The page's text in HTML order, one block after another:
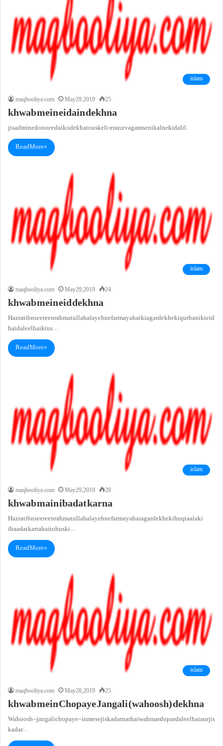
islam
maqbooliya.com
May 29, 2019 25
khwab mein eidain dekhna
jis admi ne dono eedai ko dekha to uske li-e ranz va gam se nikalne ki dalil.
Read More »
islam
maqbooliya.com
May 29, 2019 24
khwab mein eid dekhna
Hazrat ibn seereen rahmatullah alayeh ne farmaya hai ki agar dekhe ki qurbani ki eid
hai daleel hai ki us…
Read More »
islam
maqbooliya.com
May 29, 2019 28
khwab main ibadat karna
Hazrat ibn seereen rahmatullah alayeh ne farmaya hai agar dekhe ki huq taala ki
ibaadat karta hai toh us ki…
Read More »
islam
maqbooliya.com
May 28, 2019 25
khwab mein Chopaye Jangali (wahoosh) dekhna
Wahoosh – jangali chopaye – in me se jis kadar nar hai wah mardo par daleel hai aur jis
kadar…